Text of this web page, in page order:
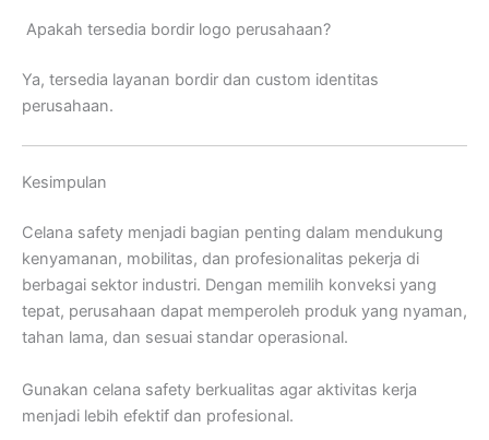
Apakah tersedia bordir logo perusahaan?
Ya, tersedia layanan bordir dan custom identitas
perusahaan.
Kesimpulan
Celana safety menjadi bagian penting dalam mendukung
kenyamanan, mobilitas, dan profesionalitas pekerja di
berbagai sektor industri. Dengan memilih konveksi yang
tepat, perusahaan dapat memperoleh produk yang nyaman,
tahan lama, dan sesuai standar operasional.
Gunakan celana safety berkualitas agar aktivitas kerja
menjadi lebih efektif dan profesional.